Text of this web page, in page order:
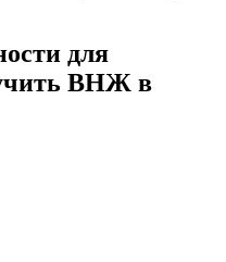
для
ВНЖ в